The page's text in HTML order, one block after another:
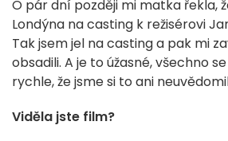
O pár dní později mi matka řekla,
Londýna na casting k režisérovi
Tak jsem jel na casting a pak mi
obsadili. A je to úžasné, všechno
rychle, že jsme si to ani
Viděla jste film?